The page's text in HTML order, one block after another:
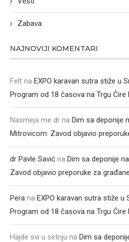
Zabava
NAJNOVIJI KOMENTARI
Felt na EXPO karavan sutra stiže u
Program od 18 časova na Trgu Ćire
Nasmeja me dr na Dim sa deponije
Mitrovicom: Zavod objavio
dr Pavle Savić na Dim sa deponije
Zavod objavio preporuke za građane
Pera na EXPO karavan sutra stiže u
Program od 18 časova na Trgu Ćire
Hajde svi u setnju na Dim sa